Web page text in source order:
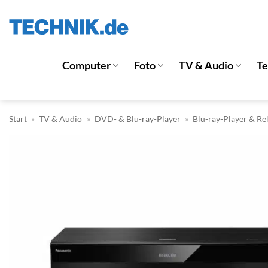
Inhalt
Computer
Foto TV & Audio
Start » TV & Audio » DVD- & Blu-ray-Player » Blu-ray-Player &